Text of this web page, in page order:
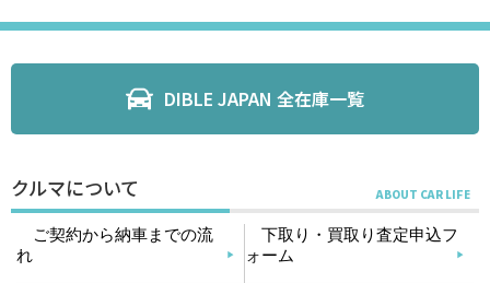
DIBLE JAPAN 全在庫一覧
クルマについて
ご契約から納車までの流
れ
下取り・買取り査定申込フ
ォーム